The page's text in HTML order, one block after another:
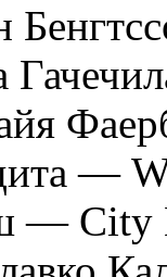
—
— City